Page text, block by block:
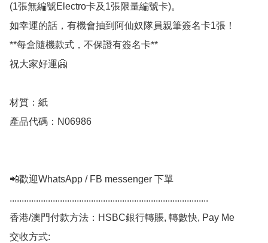
(1張無編號Electro卡及1張限量編號卡)。
如幸運的話，有機會抽到阿仙奴隊員親筆簽名卡1張！
**每盒隨機款式，不保證有簽名卡**
祝大家好運🤗
材質：紙
產品代碼：N06986
📲歡迎WhatsApp / FB messenger 下單
...................................................................................
香港/澳門付款方法：HSBC銀行轉賬, 轉數快, Pay Me
交收方式: